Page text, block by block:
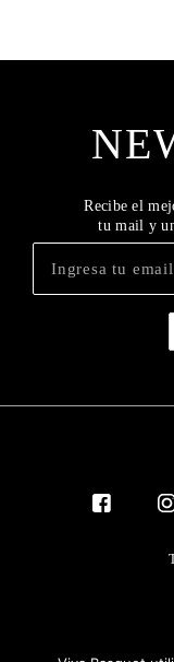
Recibe el
tu mail y